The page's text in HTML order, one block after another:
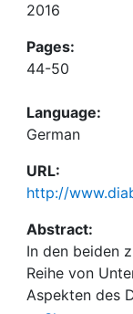
2016
Pages:
44-50
Language:
German
URL:
http://
Abstract:
In den beiden
Reihe von
Aspekten des